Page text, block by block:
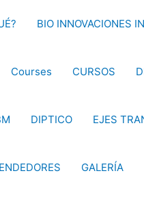
BIO INNOVACIONES
Courses CURSOS
DIPTICO EJES
GALERÍA